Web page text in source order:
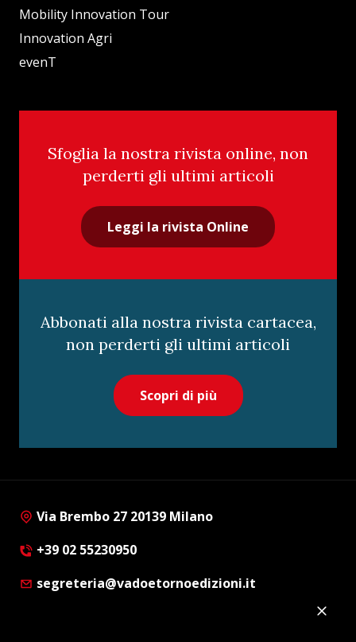
Mobility Innovation Tour
Innovation Agri
evenT
Sfoglia la nostra rivista online, non
perderti gli ultimi articoli
Leggi la rivista Online
Abbonati alla nostra rivista cartacea,
non perderti gli ultimi articoli
Scopri di più
Via Brembo 27 20139 Milano
+39 02 55230950
segreteria@vadoetornoedizioni.it